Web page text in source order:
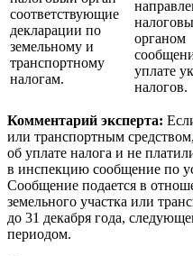
соответствующие
декларации по
земельному и
транспортному
налогам.
органом
уплате
налогов.
Комментарий эксперта:
или транспортным
об уплате налога и не
в инспекцию сообщение по
Сообщение подается в
земельного участка или
до 31 декабря года,
периодом.